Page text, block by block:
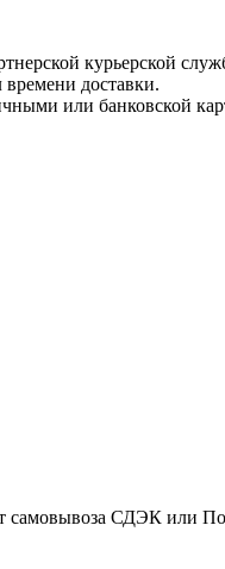
курьерской
времени доставки.
или банковской
самовывоза СДЭК или